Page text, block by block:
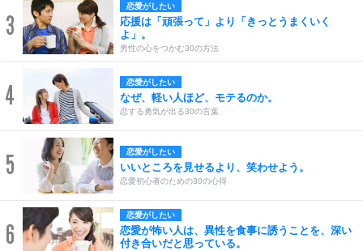
3
恋愛がしたい
応援は「頑張って」より「きっとうまくいく
よ」。
男性の心をつかむ30の方法
4 恋愛がしたい
なぜ、軽い人ほど、モテるのか。
恋する勇気が出る30の言葉
5 恋愛がしたい
いいところを見せるより、笑わせよう。
恋愛初心者のための30の心得
6
恋愛がしたい
恋愛が怖い人は、異性を食事に誘うことを、深い
付き合いだと思っている。